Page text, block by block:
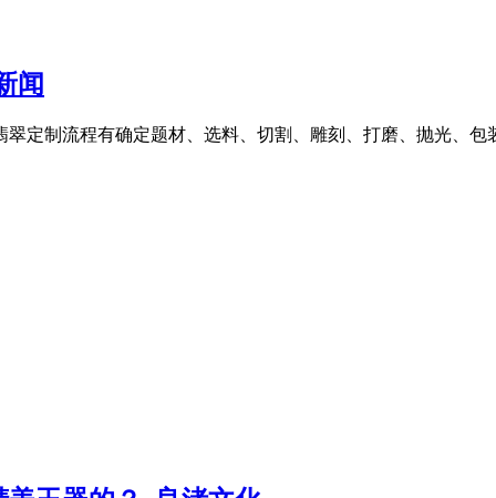
闻
定制流程有确定题材、选料、切割、雕刻、打磨、抛光、